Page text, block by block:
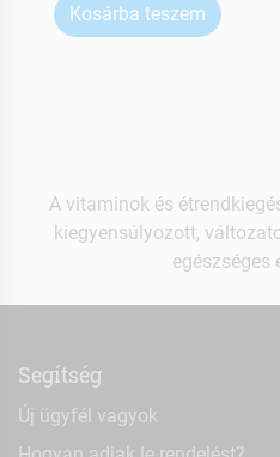
Kosárba teszem
A vitaminok és
kiegyensúlyozott,
egészséges
Segítség
Új ügyfél vagyok